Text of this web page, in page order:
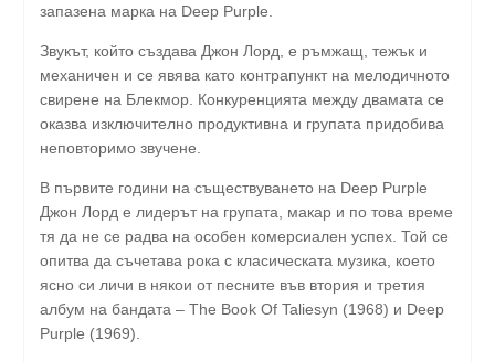
запазена марка на Deep Purple.
Звукът, който създава Джон Лорд, е ръмжащ, тежък и
механичен и се явява като контрапункт на мелодичното
свирене на Блекмор. Конкуренцията между двамата се
оказва изключително продуктивна и групата придобива
неповторимо звучене.
В първите години на съществуването на Deep Purple
Джон Лорд е лидерът на групата, макар и по това време
тя да не се радва на особен комерсиален успех. Той се
опитва да съчетава рока с класическата музика, което
ясно си личи в някои от песните във втория и третия
албум на бандата – The Book Of Taliesyn (1968) и Deep
Purple (1969).